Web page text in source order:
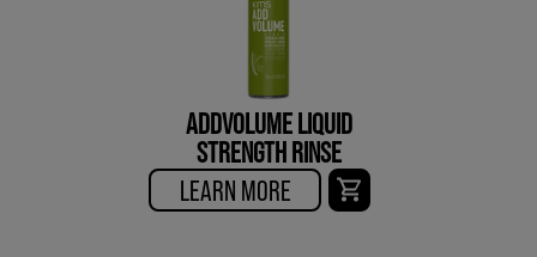
ADDVOLUME LIQUID
STRENGTH RINSE
LEARN MORE